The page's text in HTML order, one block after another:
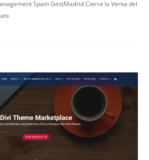
Spain GestMadrid Cierra la Venta del